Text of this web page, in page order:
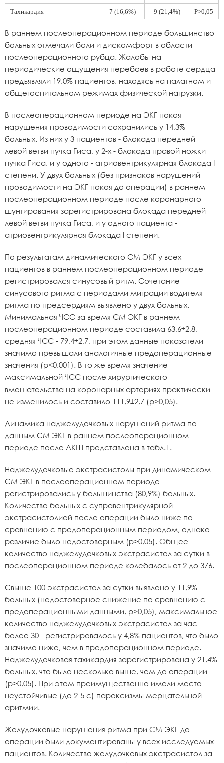
Тахикардия 7 (16,6%) 9 (21,4%) P>0,05
В раннем послеоперационном периоде большинство
больных отмечали боли и дискомфорт в области
послеоперационного рубца. Жалобы на
периодические ощущения перебоев в работе сердца
предъявляли 19,0% пациентов, находясь на палатном и
общегоспитальном режимах физической нагрузки.
В послеоперационном периоде на ЭКГ покоя
нарушения проводимости сохранились у 14,3%
больных. Из них у 3 пациентов - блокада передней
левой ветви пучка Гиса, у 2-х - блокада правой ножки
пучка Гиса, и у одного - атриовентрикулярная блокада I
степени. У двух больных (без признаков нарушений
проводимости на ЭКГ покоя до операции) в раннем
послеоперационном периоде после коронарного
шунтирования зарегистрирована блокада передней
левой ветви пучка Гиса, и у одного пациента -
атриовентрикулярная блокада I степени.
По результатам динамического СМ ЭКГ у всех
пациентов в раннем послеоперационном периоде
регистрировался синусовый ритм. Сочетание
синусового ритма с периодами миграции водителя
ритма по предсердиям выявлено у двух больных.
Минимальная ЧСС за время СМ ЭКГ в раннем
послеоперационном периоде составила 63,6±2,8,
средняя ЧСС - 79,4±2,7, при этом данные показатели
значимо превышали аналогичные предоперационные
значения (p<0,001). В то же время значение
максимальной ЧСС после хирургического
вмешательства на коронарных артериях практически
не изменилось и составило 111,9±2,7 (p>0,05).
Динамика наджелудочковых нарушений ритма по
данным СМ ЭКГ в раннем послеоперационном
периоде после АКШ представлена в табл.1.
Наджелудочковые экстрасистолы при динамическом
СМ ЭКГ в послеоперационном периоде
регистрировались у большинства (80,9%) больных.
Количество больных с суправентрикулярной
экстрасистолией после операции было ниже по
сравнению с предоперационным периодом, однако
различие было недостоверным (p>0,05). Общее
количество наджелудочковых экстрасистол за сутки в
послеоперационном периоде колебалось от 2 до 376.
Свыше 100 экстрасистол за сутки выявлено у 11,9%
больных (недостоверное снижение по сравнению с
предоперационными данными, p>0,05), максимальное
количество наджелудочковых экстрасистол за час
более 30 - регистрировалось у 4,8% пациентов, что было
значимо ниже, чем в предоперационном периоде.
Наджелудочковая тахикардия зарегистрирована у 21,4%
больных, что было несколько выше, чем до операции
(p>0,05). При этом преимущественно имели место
неустойчивые (до 2-5 с) пароксизмы мерцательной
аритмии.
Желудочковые нарушения ритма при СМ ЭКГ до
операции были документированы у всех исследуемых
пациентов. Количество желудочковых экстрасистол за